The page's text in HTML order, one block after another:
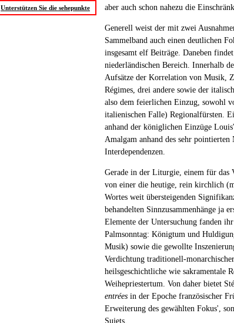
Unterstützen Sie die sehepunkte
aber auch schon nahezu die
Generell weist der mit zwei
Sammelband auch einen deutlichen
insgesamt elf Beiträge. Daneben
niederländischen Bereich. Innerhalb
Aufsätze der Korrelation von Musik,
Régimes, drei andere sowie der
also dem feierlichen Einzug, sowohl
italienischen Falle) Regionalfürsten.
anhand der königlichen Einzüge
Amalgam anhand des sehr
Interdependenzen.
Gerade in der Liturgie, einem für das
von einer die heutige, rein kirchlich
Wortes weit übersteigenden
behandelten Sinnzusammenhänge ja
Elemente der Untersuchung fanden
Palmsonntag: Königtum und
Musik) sowie die gewollte
Verdichtung traditionell-
heilsgeschichtliche wie sakramentale
Weihepriestertum. Von daher bietet
entrées in der Epoche französischer
Erweiterung des gewählten Fokus',
Sujets.